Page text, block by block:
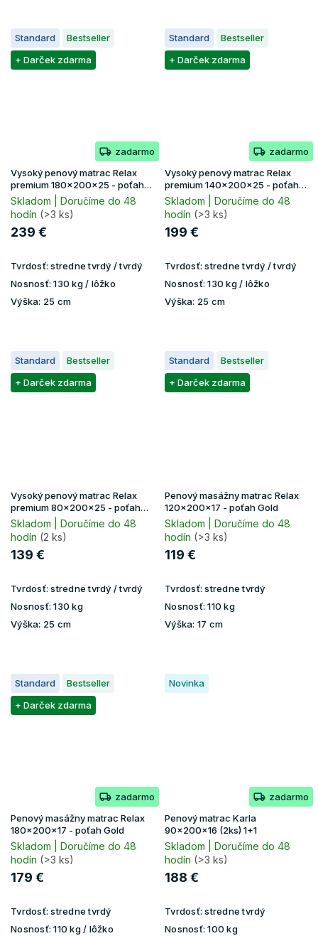
Standard
Bestseller
+ Darček zdarma
zadarmo
Vysoký penový matrac Relax
premium 180x200x25 - poťah
Lavender
Skladom | Doručíme do 48
hodín (>3 ks)
239 €
Tvrdosť: stredne tvrdý / tvrdý
Nosnosť: 130 kg / lôžko
Výška: 25 cm
Standard
Bestseller
+ Darček zdarma
zadarmo
Vysoký penový matrac Relax
premium 140x200x25 - poťah
Lavender
Skladom | Doručíme do 48
hodín (>3 ks)
199 €
Tvrdosť: stredne tvrdý / tvrdý
Nosnosť: 130 kg / lôžko
Výška: 25 cm
Standard
Bestseller
+ Darček zdarma
Vysoký penový matrac Relax
premium 80x200x25 - poťah
Lavender
Skladom | Doručíme do 48
hodín (2 ks)
139 €
Tvrdosť: stredne tvrdý / tvrdý
Nosnosť: 130 kg
Výška: 25 cm
Standard
Bestseller
+ Darček zdarma
Penový masážny matrac Relax
120x200x17 - poťah Gold
Skladom | Doručíme do 48
hodín (>3 ks)
119 €
Tvrdosť: stredne tvrdý
Nosnosť:110 kg
Výška: 17 cm
Standard
Bestseller
+ Darček zdarma
zadarmo
Penový masážny matrac Relax
180x200x17 - poťah Gold
Skladom | Doručíme do 48
hodín (>3 ks)
179 €
Tvrdosť: stredne tvrdý
Nosnosť:110 kg / lôžko
Novinka
zadarmo
Penový matrac Karla
90x200x16 (2ks) 1+1
Skladom | Doručíme do 48
hodín (>3 ks)
188 €
Tvrdosť: stredne tvrdý
Nosnosť: 100 kg